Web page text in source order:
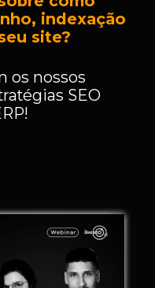
os nossos
SEO
indexação
site?